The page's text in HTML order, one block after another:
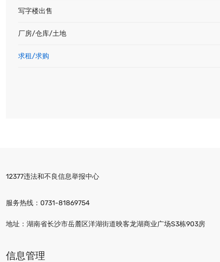
写字楼出售
厂房/仓库/土地
求租/求购
12377违法和不良信息举报中心
服务热线： 0731-81869754
地址：湖南省长沙市岳麓区洋湖街道映客龙湖商业广场S3栋903房
信息管理